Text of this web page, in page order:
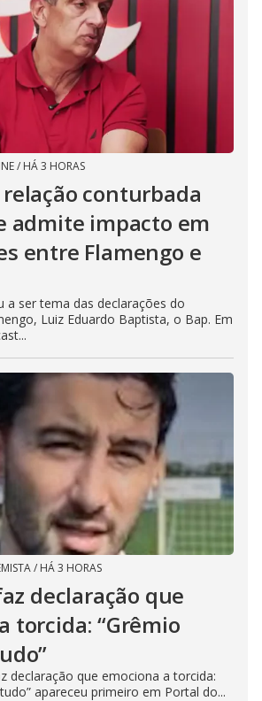
/ HÁ 3 HORAS
relação conturbada
admite impacto em
entre Flamengo e
a ser tema das declarações do
Luiz Eduardo Baptista, o Bap. Em
/ HÁ 3 HORAS
declaração que
torcida: “Grêmio
declaração que emociona a torcida:
apareceu primeiro em Portal do...